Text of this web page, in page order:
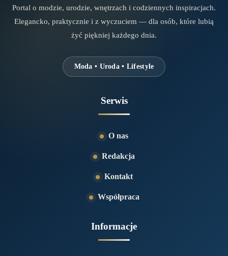
Portal o modzie, urodzie, wnętrzach i codziennych inspiracjach.
Elegancko, praktycznie i z wyczuciem — dla osób, które lubią
żyć piękniej każdego dnia.
Moda • Uroda • Lifestyle
Serwis
O nas
Redakcja
Kontakt
Współpraca
Informacje